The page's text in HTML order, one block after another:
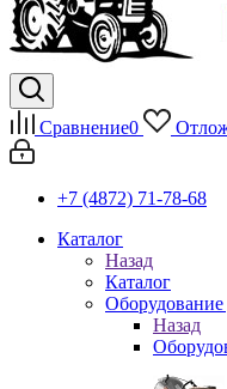
Сравнение0
+7 (4872) 71-78-68
Каталог
Назад
Каталог
Оборудование
Назад